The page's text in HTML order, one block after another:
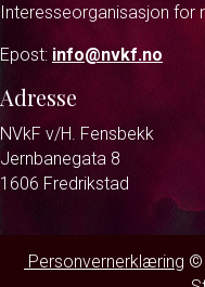
Interesseorganisasjon for
Epost: info@nvkf.no
Adresse
NVkF v/H. Fensbekk
Jernbanegata 8
1606 Fredrikstad
Personvernerklæring ©